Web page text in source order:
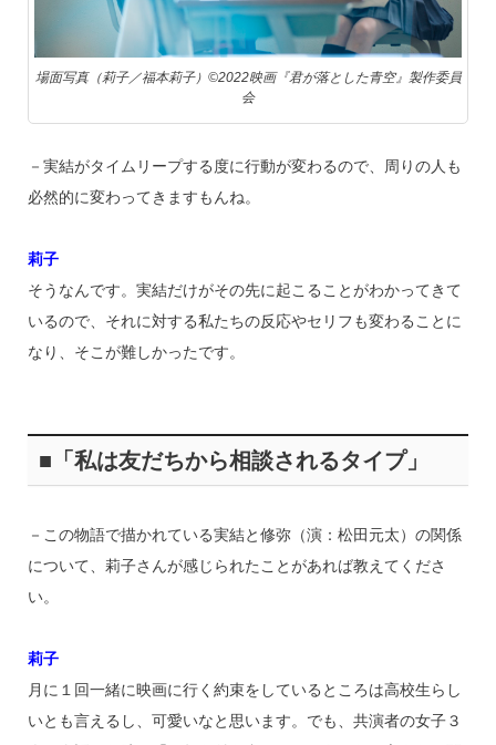
場面写真（莉子／福本莉子）©2022映画『君が落とした青空』製作委員
会
－実結がタイムリープする度に行動が変わるので、周りの人も
必然的に変わってきますもんね。
莉子
そうなんです。実結だけがその先に起こることがわかってきて
いるので、それに対する私たちの反応やセリフも変わることに
なり、そこが難しかったです。
■「私は友だちから相談されるタイプ」
－この物語で描かれている実結と修弥（演：松田元太）の関係
について、莉子さんが感じられたことがあれば教えてくださ
い。
莉子
月に１回一緒に映画に行く約束をしているところは高校生らし
いとも言えるし、可愛いなと思います。でも、共演者の女子３